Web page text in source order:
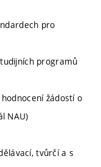
pro
programů
žádostí o
NAU)
tvůrčí a s